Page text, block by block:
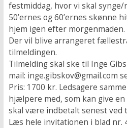
festmiddag, hvor vi skal synge/
50’ernes og 60’ernes skønne
hjem igen efter morgenmaden.
Der vil blive arrangeret
tilmeldingen.
Tilmelding skal ske til Inge
mail: inge.gibskov@gmail.com
Pris: 1700 kr. Ledsagere
hjælpere med, som kan give
skal være indbetalt senest ved
Læs hele invitationen i blad nr.